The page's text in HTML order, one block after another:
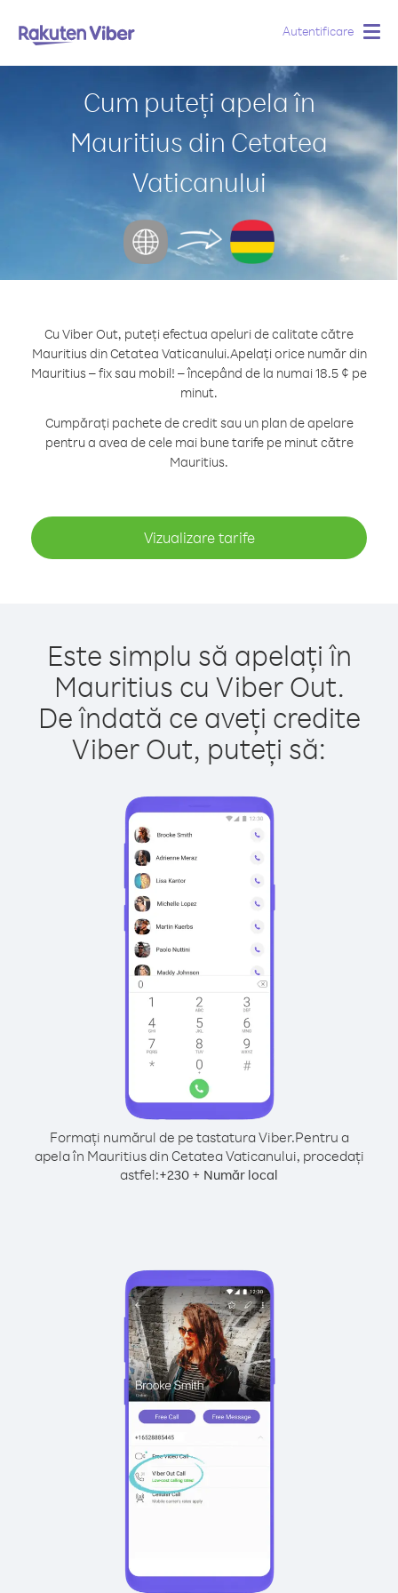
Autentificare
Cum puteți apela în
Mauritius din Cetatea
Vaticanului
Cu Viber Out, puteți efectua apeluri de calitate către
Mauritius din Cetatea Vaticanului.Apelați orice număr din
Mauritius – fix sau mobil! – începând de la numai 18.5 ¢ pe
minut.
Cumpărați pachete de credit sau un plan de apelare
pentru a avea de cele mai bune tarife pe minut către
Mauritius.
Vizualizare tarife
Este simplu să apelați în
Mauritius cu Viber Out.
De îndată ce aveți credite
Viber Out, puteți să:
Formați numărul de pe tastatura Viber.Pentru a
apela în Mauritius din Cetatea Vaticanului, procedați
astfel:+230 + Număr local